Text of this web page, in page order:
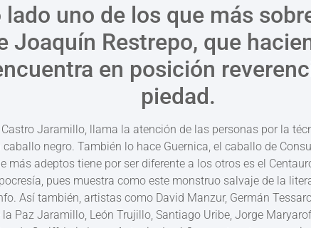
lado uno de los que más
Joaquín Restrepo, que
en posición
piedad.
Jaramillo, llama la atención de las personas por la
negro. También lo hace Guernica, el caballo de
más adeptos tiene por ser diferente a los otros es el
pues muestra como este monstruo salvaje de la
Así también, artistas como David Manzur, Germán
Paz Jaramillo, León Trujillo, Santiago Uribe, Jorge